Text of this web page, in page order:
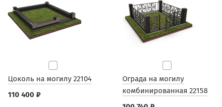
Цоколь на могилу 22104
110 400 ₽
Ограда на могилу
комбинированная 22158